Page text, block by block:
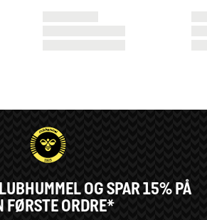
OG SPAR 15% PÅ
FØRSTE ORDRE*